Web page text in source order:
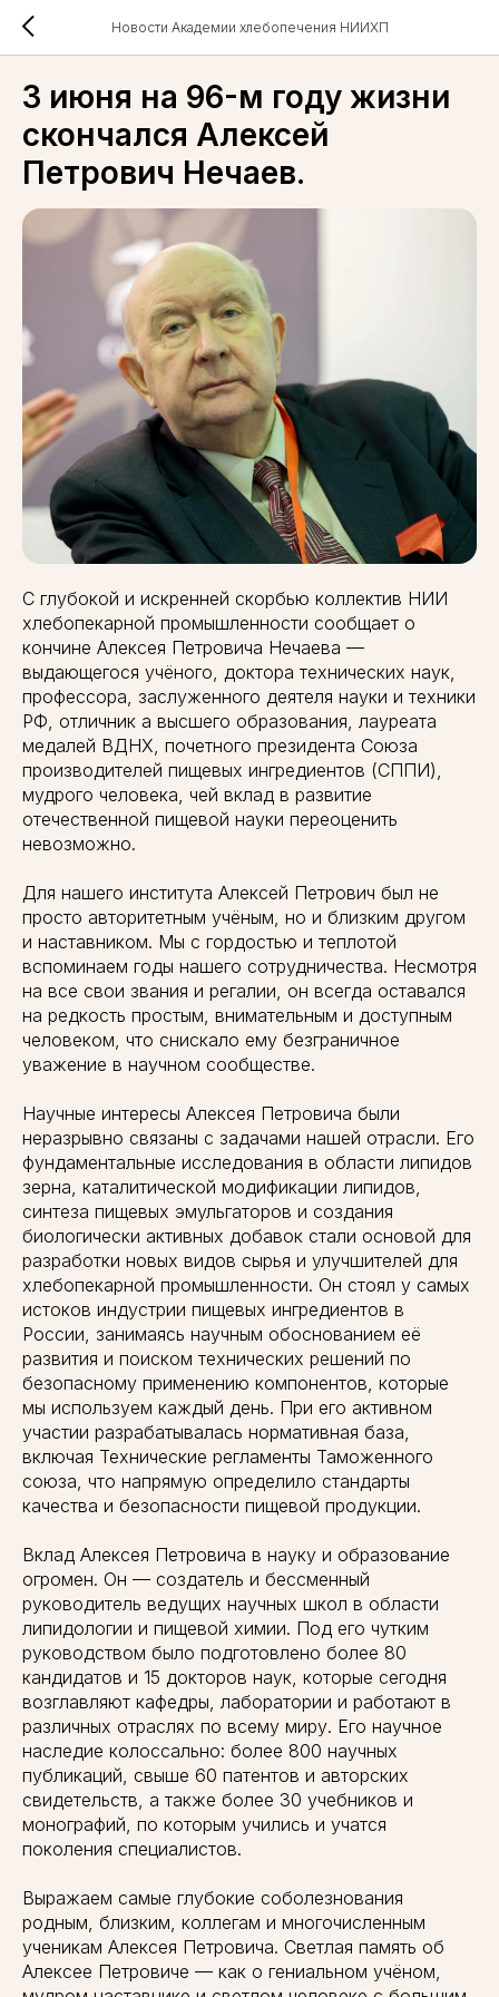
Новости Академии хлебопечения НИИХП
3 июня на 96-м году жизни
скончался Алексей
Петрович Нечаев.
С глубокой и искренней скорбью коллектив НИИ
хлебопекарной промышленности сообщает о
кончине Алексея Петровича Нечаева —
выдающегося учёного, доктора технических наук,
профессора, заслуженного деятеля науки и техники
РФ, отличник а высшего образования, лауреата
медалей ВДНХ, почетного президента Союза
производителей пищевых ингредиентов (СППИ),
мудрого человека, чей вклад в развитие
отечественной пищевой науки переоценить
невозможно.
Для нашего института Алексей Петрович был не
просто авторитетным учёным, но и близким другом
и наставником. Мы с гордостью и теплотой
вспоминаем годы нашего сотрудничества. Несмотря
на все свои звания и регалии, он всегда оставался
на редкость простым, внимательным и доступным
человеком, что снискало ему безграничное
уважение в научном сообществе.
Научные интересы Алексея Петровича были
неразрывно связаны с задачами нашей отрасли. Его
фундаментальные исследования в области липидов
зерна, каталитической модификации липидов,
синтеза пищевых эмульгаторов и создания
биологически активных добавок стали основой для
разработки новых видов сырья и улучшителей для
хлебопекарной промышленности. Он стоял у самых
истоков индустрии пищевых ингредиентов в
России, занимаясь научным обоснованием её
развития и поиском технических решений по
безопасному применению компонентов, которые
мы используем каждый день. При его активном
участии разрабатывалась нормативная база,
включая Технические регламенты Таможенного
союза, что напрямую определило стандарты
качества и безопасности пищевой продукции.
Вклад Алексея Петровича в науку и образование
огромен. Он — создатель и бессменный
руководитель ведущих научных школ в области
липидологии и пищевой химии. Под его чутким
руководством было подготовлено более 80
кандидатов и 15 докторов наук, которые сегодня
возглавляют кафедры, лаборатории и работают в
различных отраслях по всему миру. Его научное
наследие колоссально: более 800 научных
публикаций, свыше 60 патентов и авторских
свидетельств, а также более 30 учебников и
монографий, по которым учились и учатся
поколения специалистов.
Выражаем самые глубокие соболезнования
родным, близким, коллегам и многочисленным
ученикам Алексея Петровича. Светлая память об
Алексее Петровиче — как о гениальном учёном,